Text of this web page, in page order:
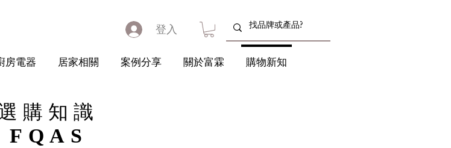
登入
房電器 居家相關 案例分享 關於富霖 購物新知
購知識
購知識
FQAS
FQAS